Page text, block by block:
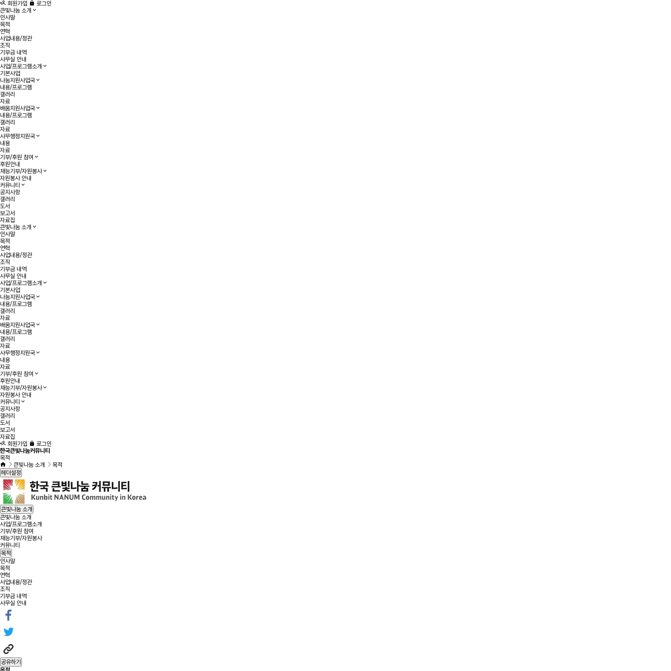
회원가입
로그인
큰빛나눔 소개
인사말
목적
연혁
사업내용/정관
조직
기부금 내역
사무실 안내
사업/프로그램소개
기본사업
나눔지원사업국
내용/프로그램
갤러리
자료
배움지원사업국
내용/프로그램
갤러리
자료
사무행정지원국
내용
자료
기부/후원 참여
후원안내
재능기부/자원봉사
자원봉사 안내
커뮤니티
공지사항
갤러리
도서
보고서
자료집
큰빛나눔 소개
인사말
목적
연혁
사업내용/정관
조직
기부금 내역
사무실 안내
사업/프로그램소개
기본사업
나눔지원사업국
내용/프로그램
갤러리
자료
배움지원사업국
내용/프로그램
갤러리
자료
사무행정지원국
내용
자료
기부/후원 참여
후원안내
재능기부/자원봉사
자원봉사 안내
커뮤니티
공지사항
갤러리
도서
보고서
자료집
회원가입
로그인
한국큰빛나눔커뮤니티
목적
큰빛나눔 소개
목적
헤더설정
큰빛나눔 소개
큰빛나눔 소개
사업/프로그램소개
기부/후원 참여
재능기부/자원봉사
커뮤니티
목적
인사말
목적
연혁
사업내용/정관
조직
기부금 내역
사무실 안내
공유하기